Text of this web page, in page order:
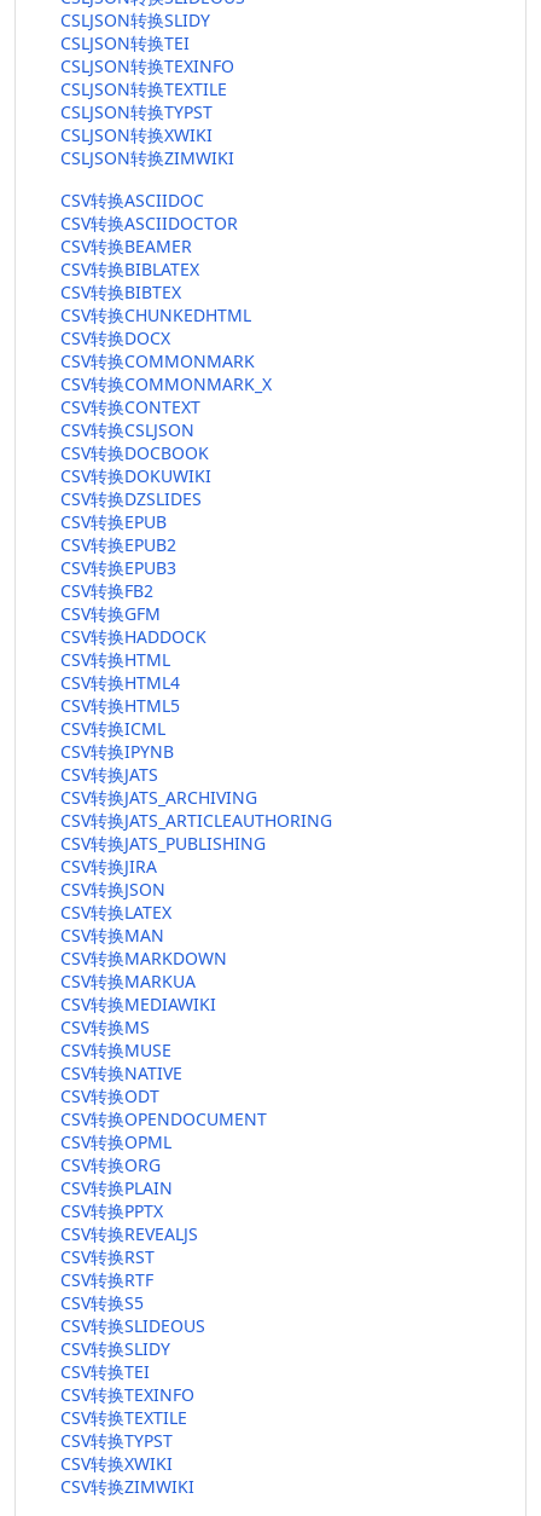
CSLJSON转换SLIDY
CSLJSON转换TEI
CSLJSON转换TEXINFO
CSLJSON转换TEXTILE
CSLJSON转换TYPST
CSLJSON转换XWIKI
CSLJSON转换ZIMWIKI
CSV转换ASCIIDOC
CSV转换ASCIIDOCTOR
CSV转换BEAMER
CSV转换BIBLATEX
CSV转换BIBTEX
CSV转换CHUNKEDHTML
CSV转换DOCX
CSV转换COMMONMARK
CSV转换COMMONMARK_X
CSV转换CONTEXT
CSV转换CSLJSON
CSV转换DOCBOOK
CSV转换DOKUWIKI
CSV转换DZSLIDES
CSV转换EPUB
CSV转换EPUB2
CSV转换EPUB3
CSV转换FB2
CSV转换GFM
CSV转换HADDOCK
CSV转换HTML
CSV转换HTML4
CSV转换HTML5
CSV转换ICML
CSV转换IPYNB
CSV转换JATS
CSV转换JATS_ARCHIVING
CSV转换JATS_ARTICLEAUTHORING
CSV转换JATS_PUBLISHING
CSV转换JIRA
CSV转换JSON
CSV转换LATEX
CSV转换MAN
CSV转换MARKDOWN
CSV转换MARKUA
CSV转换MEDIAWIKI
CSV转换MS
CSV转换MUSE
CSV转换NATIVE
CSV转换ODT
CSV转换OPENDOCUMENT
CSV转换OPML
CSV转换ORG
CSV转换PLAIN
CSV转换PPTX
CSV转换REVEALJS
CSV转换RST
CSV转换RTF
CSV转换S5
CSV转换SLIDEOUS
CSV转换SLIDY
CSV转换TEI
CSV转换TEXINFO
CSV转换TEXTILE
CSV转换TYPST
CSV转换XWIKI
CSV转换ZIMWIKI